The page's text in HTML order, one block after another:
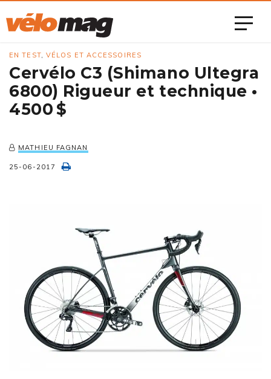
EN TEST, VÉLOS ET ACCESSOIRES
Cervélo C3 (Shimano Ultegra
6800) Rigueur et technique •
4500 $
MATHIEU FAGNAN
25-06-2017